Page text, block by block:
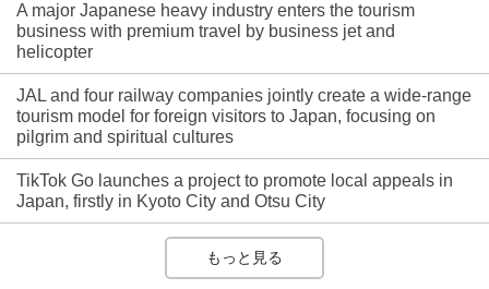
A major Japanese heavy industry enters the tourism
business with premium travel by business jet and
helicopter
JAL and four railway companies jointly create a wide-range
tourism model for foreign visitors to Japan, focusing on
pilgrim and spiritual cultures
TikTok Go launches a project to promote local appeals in
Japan, firstly in Kyoto City and Otsu City
もっと見る